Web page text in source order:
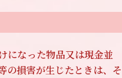
なった物品又は現金並
の損害が生じたときは、そ